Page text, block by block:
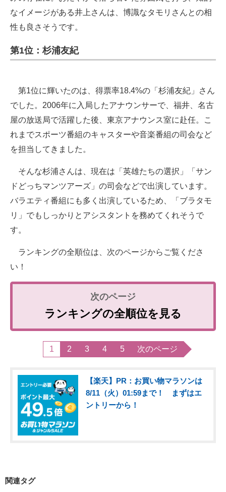
なイメージがある井上さんは、博識なタモリさんとの相
性も良さそうです。
第1位：杉浦友紀
第1位に輝いたのは、得票率18.4%の「杉浦友紀」さん
でした。2006年に入局したアナウンサーで、福井、名古
屋の放送局で活躍した後、東京アナウンス室に赴任。こ
れまでスポーツ番組のキャスターや音楽番組の司会など
を担当してきました。
そんな杉浦さんは、現在は「英雄たちの選択」「サン
ドどっちマンツアーズ」の司会などで出演しています。
バラエティ番組にも多く出演しているため、「ブラタモ
リ」でもしっかりとアシスタントを務めてくれそうで
す。
ランキングの全順位は、次のページからご覧くださ
い！
ランキングの全順位を見る
1 2 3 4 5 次のページ
【楽天】PR：お買い物マラソンは
8/11（火）01:59まで！ まずはエ
ントリーから！
関連タグ